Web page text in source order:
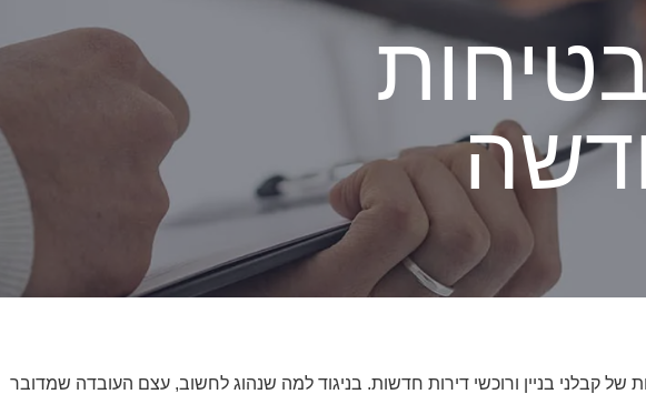
של קבלני בניין ורוכשי דירות חדשות. בניגוד למה שנהוג לחשוב, עצם העובדה שמדובר